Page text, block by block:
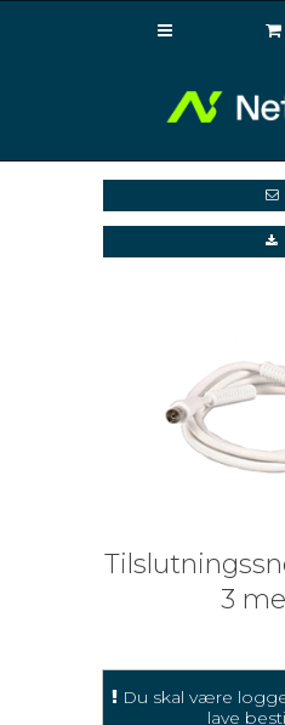
3
Du skal være
lave